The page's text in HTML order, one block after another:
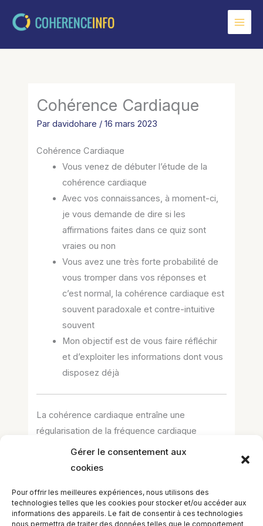
Gérer le consentement aux
cookies
Pour offrir les meilleures expériences, nous utilisons des
technologies telles que les cookies pour stocker et/ou accéder aux
informations des appareils. Le fait de consentir à ces technologies
nous permettra de traiter des données telles que le comportement
Cohérence Cardiaque
Pardavidohare /16 mars 2023
Cohérence Cardiaque
Vous venez de débuter l’étude de la
cohérence cardiaque
Avec vos connaissances, à moment-ci,
je vous demande de dire si les
affirmations faites dans ce quiz sont
vraies ou non
Vous avez une très forte probabilité de
vous tromper dans vos réponses et
c’est normal, la cohérence cardiaque est
souvent paradoxale et contre-intuitive
souvent
Mon objectif est de vous faire réfléchir
et d’exploiter les informations dont vous
disposez déjà
La cohérence cardiaque entraîne une
régularisation de la fréquence cardiaque
VRAI
FAUX